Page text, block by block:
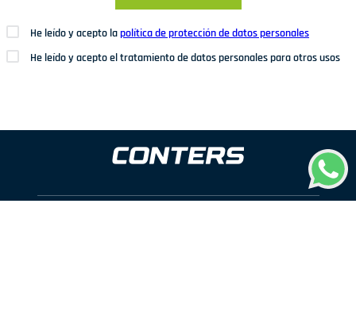
He leído y acepto lapolítica de protección de datos personales
He leído y acepto el tratamiento de datos personales para otros usos